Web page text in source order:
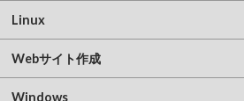
Linux
Webサイト作成
Windows